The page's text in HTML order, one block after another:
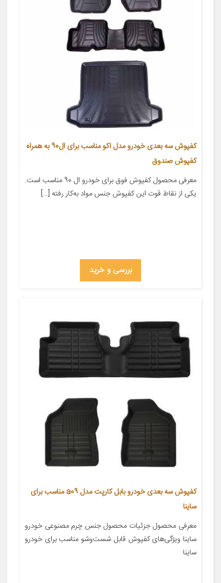
کفپوش سه بعدی خودرو مدل اکو مناسب برای ال90 به همراه
کفپوش صندوق
معرفی محصول کفپوش فوق برای خودرو ال 90 مناسب است.
یکی از نقاط قوت این کفپوش جنس مواد به‌کار رفته […]
بررسی و خرید
کفپوش سه بعدی خودرو بابل کارپت مدل a09 مناسب برای
ساینا
معرفی محصول جزئیات محصول جنس چرم مصنوعی خودرو
ساینا ویژگی‌های کفپوش قابل شست‌وشو مناسب برای خودرو
ساینا